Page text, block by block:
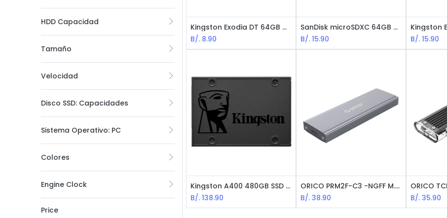
HDD Capacidad
Tamaño
Velocidad
Disco SSD: Capacidades
Sistema Operativo: PC
Colores
Engine Clock
Price
Kingston Exodia DT 64GB Memoria USB3.2 Flash
B/. 8.90
SanDisk microSDXC 64GB ULTRA con Adaptador - USH-1, CL 10, Compatible con Android 10
B/.15.90
B/.15.90
Kingston A400 480GB SSD - / 2.5" / Sata / Negro
B/.138.90
ORICO PRM2F-C3 -NGFF M.2 Enclousure USB-C / 5Gbps / Aluminio / Negro
B/.38.90
B/.35.90